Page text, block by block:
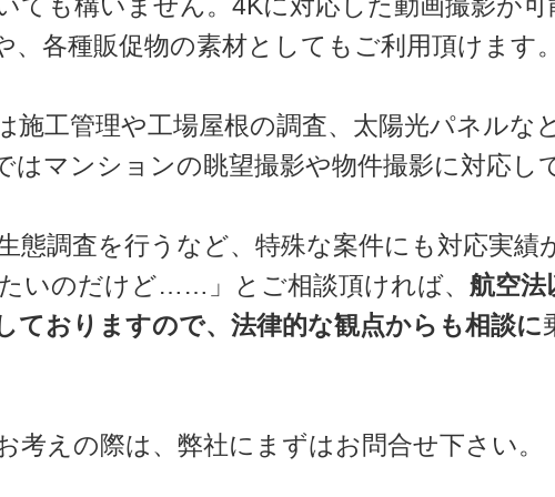
、各種販促物の素材としてもご利用頂けます。
施工管理や工場屋根の調査、太陽光パネルな
はマンションの眺望撮影や物件撮影に対応し
態調査を行うなど、特殊な案件にも対応実績
いのだけど……」とご相談頂ければ、 航空法
ておりますので、法律的な観点からも相談に
考えの際は、弊社にまずはお問合せ下さい。